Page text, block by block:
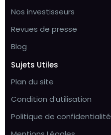
Nos investisseurs
Revues de presse
Blog
Sujets Utiles
Plan du site
Condition d’utilisation
Politique de confidentialité